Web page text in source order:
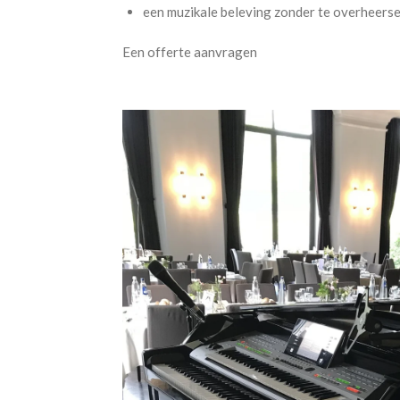
een muzikale beleving zonder te
Een offerte aanvragen